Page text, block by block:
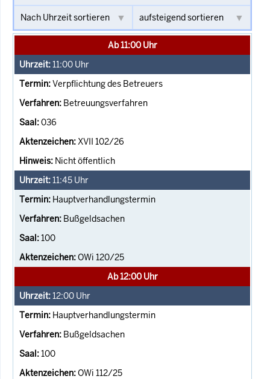
Ab 11:00 Uhr
11:00 Uhr
Verpflichtung des Betreuers
Betreuungsverfahren
036
XVII 102/26
Nicht öffentlich
11:45 Uhr
Hauptverhandlungstermin
Bußgeldsachen
100
OWi 120/25
Ab 12:00 Uhr
12:00 Uhr
Hauptverhandlungstermin
Bußgeldsachen
100
OWi 112/25